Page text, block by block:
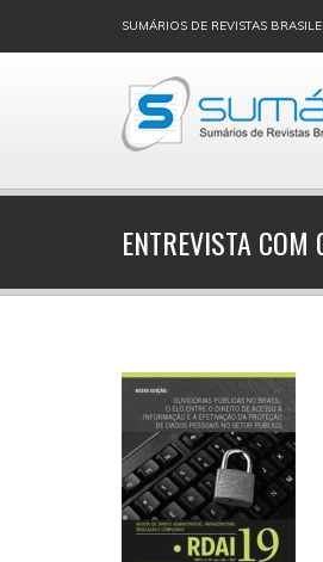
SUMÁRIOS DE REVISTAS
ENTREVISTA COM